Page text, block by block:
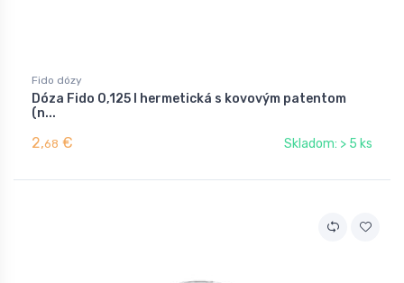
Fido dózy
Dóza Fido 0,125 l hermetická s kovovým patentom
(n...
2,68 € Skladom: > 5 ks